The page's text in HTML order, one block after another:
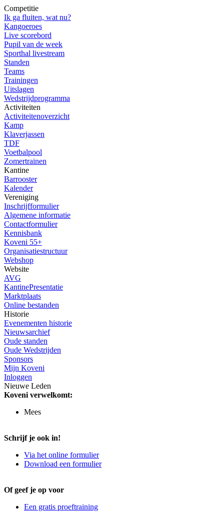
Competitie
Ik ga fluiten, wat nu?
Kangoeroes
Live scorebord
Pupil van de week
Sporthal livestream
Standen
Teams
Trainingen
Uitslagen
Wedstrijdprogramma
Activiteiten
Activiteitenoverzicht
Kamp
Klaverjassen
TDF
Voetbalpool
Zomertrainen
Kantine
Barrooster
Kalender
Vereniging
Inschrijfformulier
Algemene informatie
Contactformulier
Kennisbank
Koveni 55+
Organisatiestructuur
Webshop
Website
AVG
KantinePresentatie
Marktplaats
Online bestanden
Historie
Evenementen historie
Nieuwsarchief
Oude standen
Oude Wedstrijden
Sponsors
Mijn Koveni
Inloggen
Nieuwe Leden
Koveni verwelkomt:
Mees
Schrijf je ook in!
Via het online formulier
Download een formulier
Of geef je op voor
Een gratis proeftraining